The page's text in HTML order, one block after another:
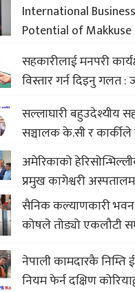
International Business
Potential of Makkuse
Export Opportunities
Nepali Sweets with
Comparison to
सहकारीलाई मनपरी
विस्तार गर्न दिइनु गलत
सल्लाघारी बहुउदेश्यीय
सञ्चालक के.सी र
सदस्यको करोडौं बचत
अमेरिकाको
प्रमुख कागेश्वरी
सैनिक कल्याणकारी भवन
कोषले तोड्यो एकलौटी
बिखलबन्दमा (भिडियो)
नेपाली कामदारकै निम्ति
नियम फेर्न दक्षिण